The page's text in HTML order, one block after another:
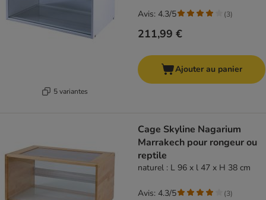
5 variantes
211,99 €
Avis: 4.3/5 (3)
Ajouter au panier
Cage Skyline Nagarium
Marrakech pour rongeur ou
reptile
naturel : L 96 x l 47 x H 38 cm
Avis: 4.3/5 (3)